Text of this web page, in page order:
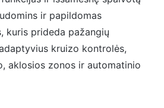
ir papildomas
kuris prideda pažangių
kruizo kontrolės,
aklosios zonos ir automatinio